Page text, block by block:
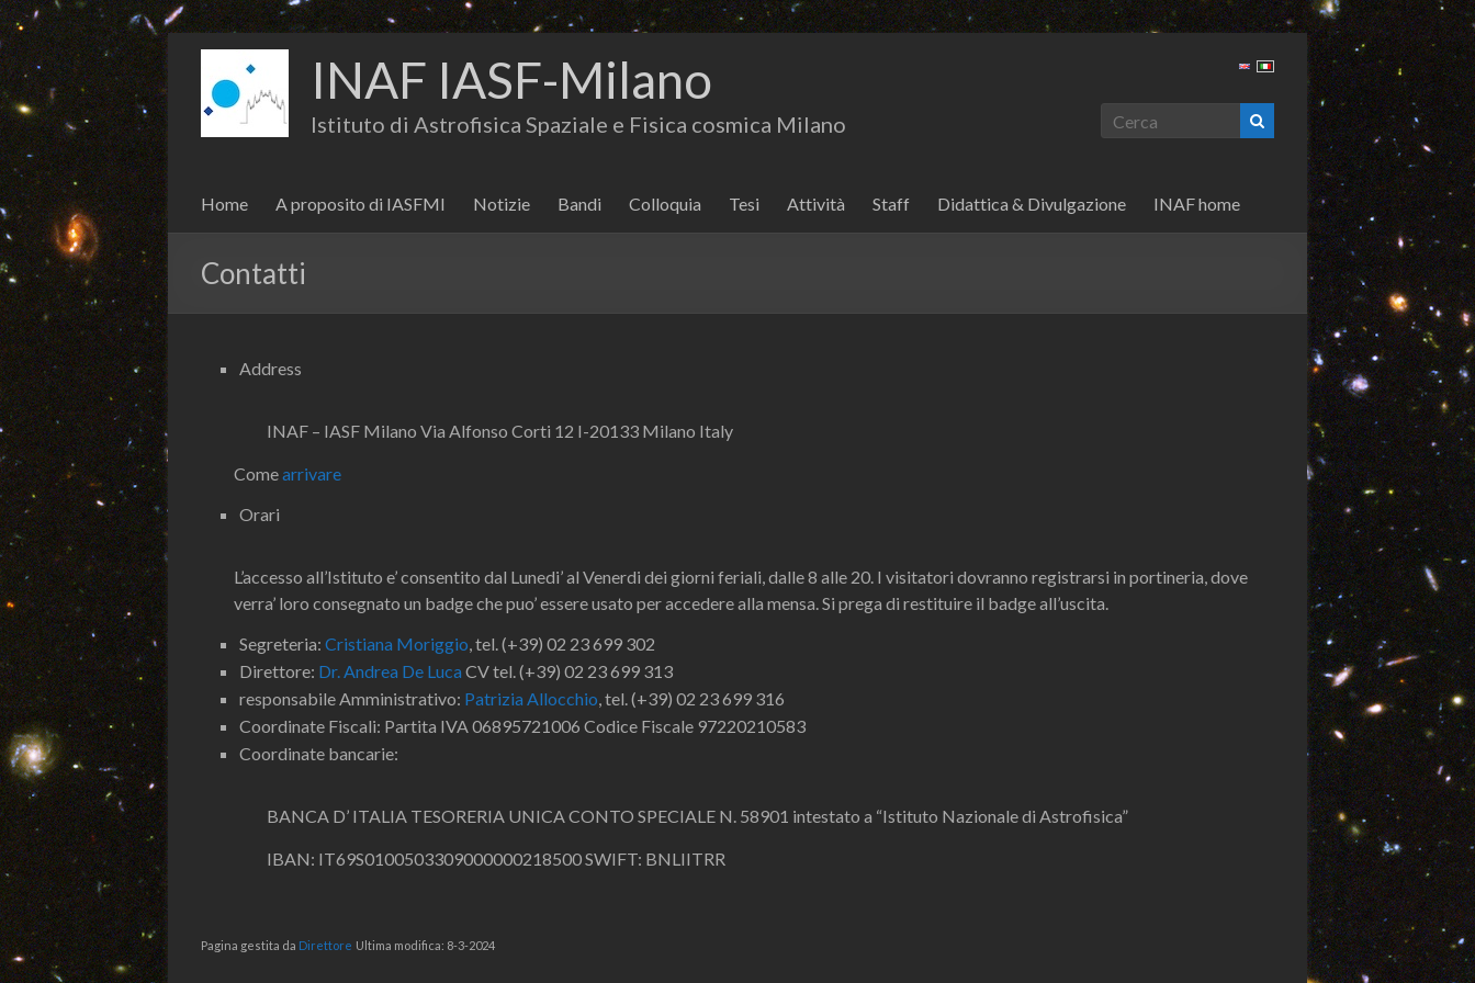
INAF IASF-Milano
Istituto di Astrofisica Spaziale e Fisica cosmica Milano
Home A proposito di IASFMI Notizie Bandi Colloquia Tesi Attività Staff Didattica & Divulgazione INAF home
Contatti
Address
INAF – IASF Milano Via Alfonso Corti 12 I-20133 Milano Italy
Comearrivare
Orari
L’accesso all’Istituto e’ consentito dal Lunedi’ al Venerdi dei giorni feriali, dalle 8 alle 20. I visitatori dovranno registrarsi in portineria, dove
verra’ loro consegnato un badge che puo’ essere usato per accedere alla mensa. Si prega di restituire il badge all’uscita.
Segreteria: Cristiana Moriggio, tel. (+39) 02 23 699 302
Direttore: Dr. Andrea De Luca CV tel. (+39) 02 23 699 313
responsabile Amministrativo: Patrizia Allocchio, tel. (+39) 02 23 699 316
Coordinate Fiscali: Partita IVA 06895721006 Codice Fiscale 97220210583
Coordinate bancarie:
BANCA D’ ITALIA TESORERIA UNICA CONTO SPECIALE N. 58901 intestato a “Istituto Nazionale di Astrofisica”
IBAN: IT69S0100503309000000218500 SWIFT: BNLIITRR
Pagina gestita da Direttore Ultima modifica: 8-3-2024